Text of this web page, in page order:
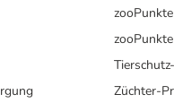
zooPunkte
Züchter-